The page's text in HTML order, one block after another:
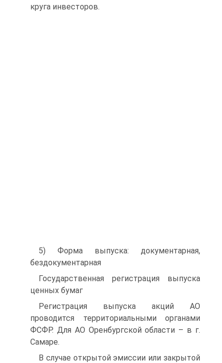
круга инвесторов.
5) Форма выпуска: документарная,
бездокументарная
Государственная регистрация выпуска
ценных бумаг
Регистрация выпуска акций АО
проводится территориальными органами
ФСФР. Для АО Оренбургской области – в г.
Самаре.
В случае открытой эмиссии или закрытой